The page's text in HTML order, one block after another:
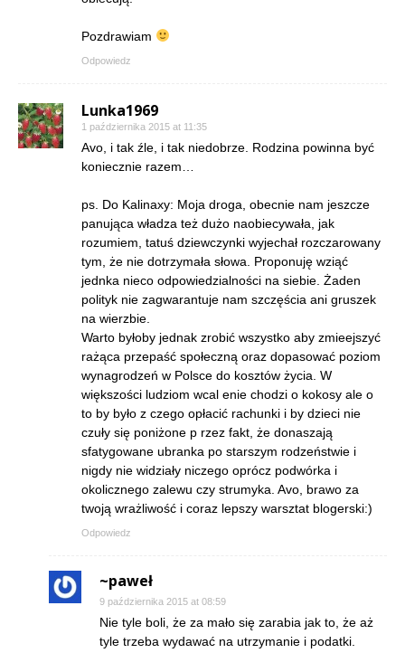
Pozdrawiam
Odpowiedz
Lunka1969
1 października 2015 at 11:35
Avo, i tak źle, i tak niedobrze. Rodzina powinna być
koniecznie razem…
ps. Do Kalinaxy: Moja droga, obecnie nam jeszcze
panująca władza też dużo naobiecywała, jak
rozumiem, tatuś dziewczynki wyjechał rozczarowany
tym, że nie dotrzymała słowa. Proponuję wziąć
jednka nieco odpowiedzialności na siebie. Żaden
polityk nie zagwarantuje nam szczęścia ani gruszek
na wierzbie.
Warto byłoby jednak zrobić wszystko aby zmieejszyć
rażąca przepaść społeczną oraz dopasować poziom
wynagrodzeń w Polsce do kosztów życia. W
większości ludziom wcal enie chodzi o kokosy ale o
to by było z czego opłacić rachunki i by dzieci nie
czuły się poniżone p rzez fakt, że donaszają
sfatygowane ubranka po starszym rodzeństwie i
nigdy nie widziały niczego oprócz podwórka i
okolicznego zalewu czy strumyka. Avo, brawo za
twoją wrażliwość i coraz lepszy warsztat blogerski:)
Odpowiedz
~paweł
9 października 2015 at 08:59
Nie tyle boli, że za mało się zarabia jak to, że aż
tyle trzeba wydawać na utrzymanie i podatki.